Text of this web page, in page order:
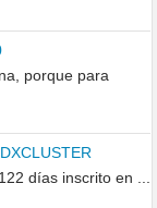
porque para
días inscrito en ...